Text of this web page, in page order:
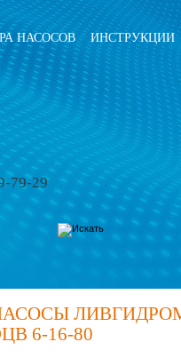
НАСОСОВ ИНСТРУКЦИИ
79-29
6-16-80